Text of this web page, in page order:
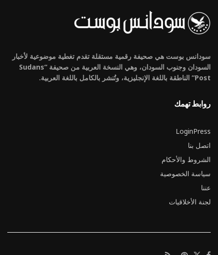
سودانس بوست هي صحيفة رقمية مستقلة تقدم تغطية موضوعية لأخبار
السودان وجنوب السودان، وهي النسخة العربية من صحيفة “Sudans
Post” الناطقة باللغة الإنجليزية، وتُنشر بالكامل باللغة العربية.
روابط تهمك
LoginPress
اتصل بنا
الشروط والأحكام
سياسة الخصوصية
عننا
لجنة الأخلاقيات